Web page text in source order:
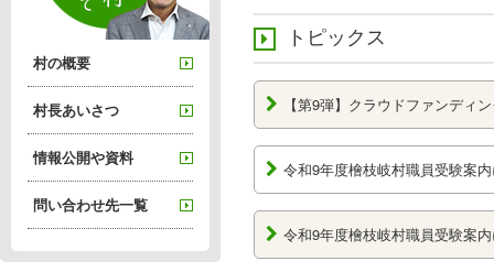
トピックス
【第9弾】クラウドファンディ
令和9年度檜枝岐村職員受験案
令和9年度檜枝岐村職員受験案
村の概要
村長あいさつ
情報公開や資料
問い合わせ先一覧